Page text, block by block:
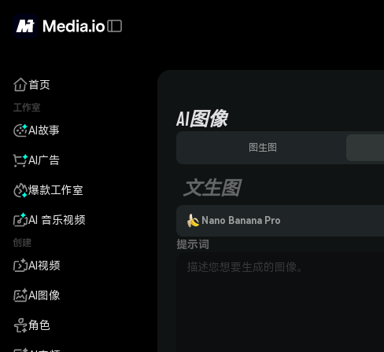
首页
工作室
AI故事
AI广告
爆款工作室
AI 音乐视频
创建
AI视频
AI图像
角色
AI图像
图生图
文生图
Nano Banana Pro
提示词